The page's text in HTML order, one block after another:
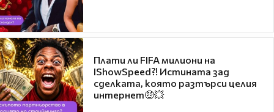
Плати ли FIFA милиони на
IShowSpeed?! Истината зад
сделката, която разтърси целия
интернет🤑💥